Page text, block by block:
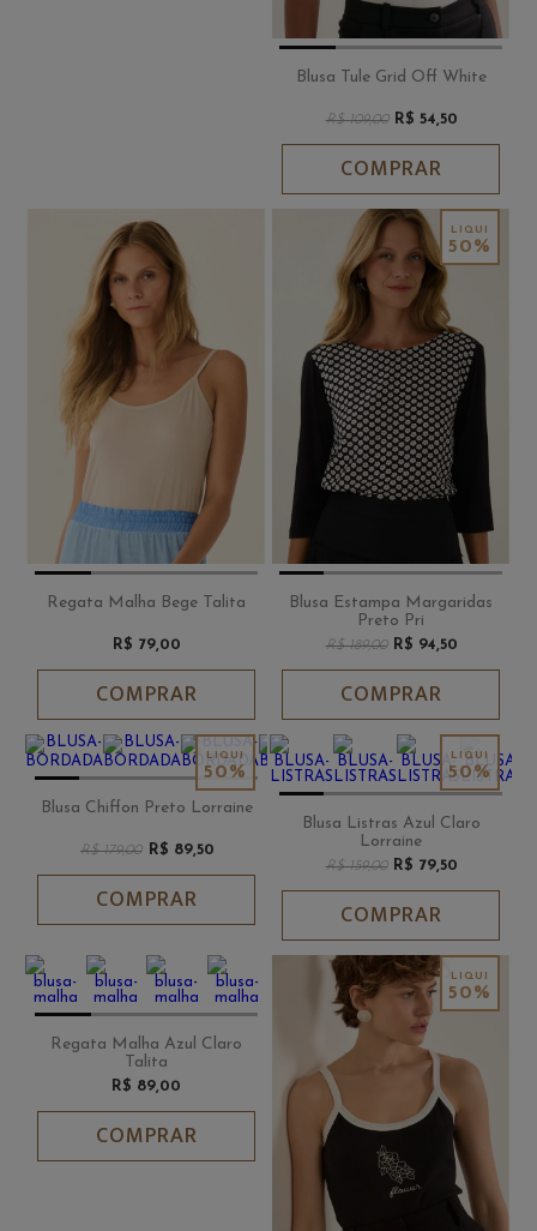
Blusa Tule Grid Off White
R$ 109,00 R$ 54,50
COMPRAR
Regata Malha Bege Talita
R$ 79,00
COMPRAR
50%
Blusa Estampa Margaridas
Preto Pri
R$ 189,00 R$ 94,50
COMPRAR
50%
Blusa Chiffon Preto Lorraine
R$ 179,00 R$ 89,50
COMPRAR
50%
Blusa Listras Azul Claro
Lorraine
R$ 159,00 R$ 79,50
COMPRAR
Regata Malha Azul Claro
Talita
R$ 89,00
COMPRAR
50%